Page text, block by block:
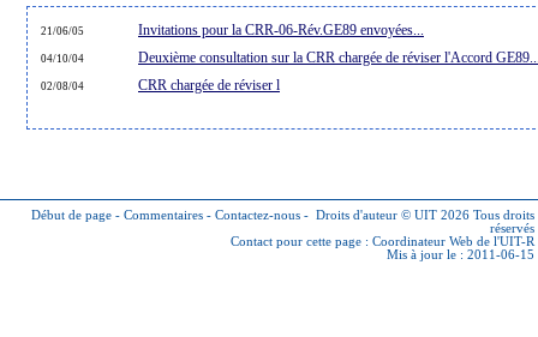
21/06/05 Invitations pour la CRR-06-Rév.GE89 envoyées...
04/10/04 Deuxième consultation sur la CRR chargée de réviser l'Accord
02/08/04 CRR chargée de réviser l
Début de page - Commentaires - Contactez-nous - Droits d'auteur © UIT 2026 Tous droits
réservés
Contact pour cette page : Coordinateur Web de l'UIT-R
Mis à jour le : 2011-06-15